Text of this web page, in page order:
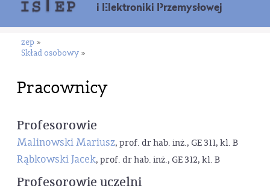
i Elektroniki Przemysłowej
zep »
Skład osobowy »
Pracownicy
Profesorowie
Malinowski Mariusz, prof. dr hab. inż., GE 311, kl. B
Rąbkowski Jacek, prof. dr hab. inż., GE 312, kl. B
Profesorowie uczelni